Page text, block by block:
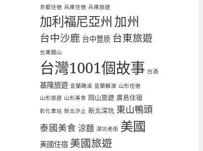
京都住宿 兵庫住宿 兵庫旅遊
加利福尼亞州 加州
台中沙鹿 台中豐原 台東旅遊
台東關山
台灣1001個故事 台酒
基隆旅遊 宜蘭礁溪 宜蘭蘇澳 山形住宿
山形旅遊 山形美食 岡山旅遊 廣島住宿
彰化車站 新北汐止 新北深坑 東山鴨頭
泰國美食 涼麵 深坑老街 美國
美國住宿 美國旅遊